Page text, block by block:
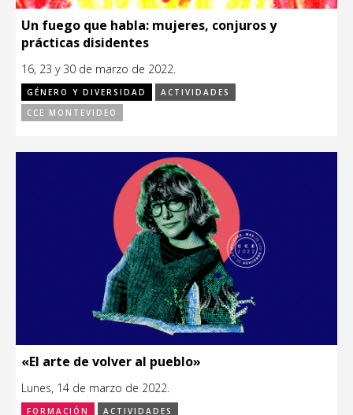
Un fuego que habla: mujeres, conjuros y
prácticas disidentes
16, 23 y 30 de marzo de 2022.
GÉNERO Y DIVERSIDAD
ACTIVIDADES
CCE MONTEVIDEO
«El arte de volver al pueblo»
Lunes, 14 de marzo de 2022.
FORMACIÓN
ACTIVIDADES